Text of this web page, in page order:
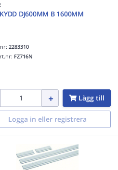
DJ600MM B 1600MM
2283310
FZ716N
Lägg till
Logga in eller registrera